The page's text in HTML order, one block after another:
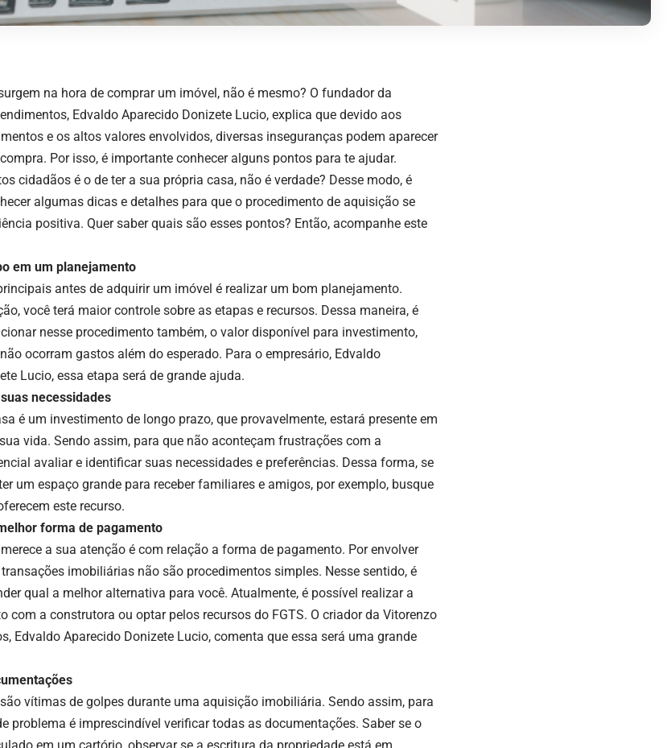
na hora de comprar um imóvel, não é mesmo? O fundador da
Edvaldo Aparecido Donizete Lucio, explica que devido aos
e os altos valores envolvidos, diversas inseguranças podem aparecer
Por isso, é importante conhecer alguns pontos para te ajudar.
cidadãos é o de ter a sua própria casa, não é verdade? Desse modo, é
algumas dicas e detalhes para que o procedimento de aquisição se
positiva. Quer saber quais são esses pontos? Então, acompanhe este
em um planejamento
antes de adquirir um imóvel é realizar um bom planejamento.
você terá maior controle sobre as etapas e recursos. Dessa maneira, é
nesse procedimento também, o valor disponível para investimento,
ocorram gastos além do esperado. Para o empresário, Edvaldo
Lucio, essa etapa será de grande ajuda.
necessidades
é um investimento de longo prazo, que provavelmente, estará presente em
vida. Sendo assim, para que não aconteçam frustrações com a
avaliar e identificar suas necessidades e preferências. Dessa forma, se
um espaço grande para receber familiares e amigos, por exemplo, busque
este recurso.
forma de pagamento
a sua atenção é com relação a forma de pagamento. Por envolver
imobiliárias não são procedimentos simples. Nesse sentido, é
qual a melhor alternativa para você. Atualmente, é possível realizar a
com a construtora ou optar pelos recursos do FGTS. O criador da Vitorenzo
Edvaldo Aparecido Donizete Lucio, comenta que essa será uma grande
vítimas de golpes durante uma aquisição imobiliária. Sendo assim, para
problema é imprescindível verificar todas as documentações. Saber se o